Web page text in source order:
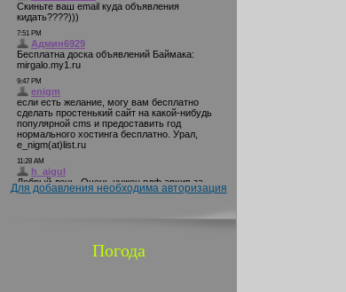
Для добавления необходима авторизация
Погода